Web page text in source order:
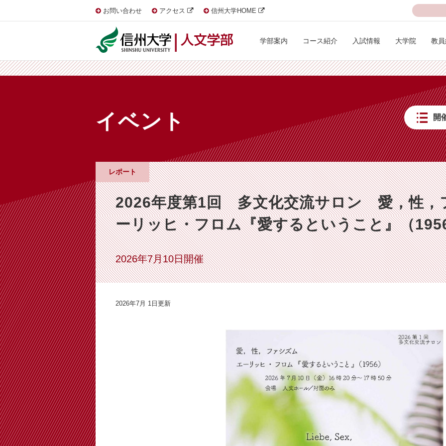
お問い合わせ アクセス 信州大学HOME
学部案内 コース紹介 入試情報 大学院 教
イベント 開
レポート
2026年度第1回 多文化交流サロン 愛，性
ーリッヒ・フロム『愛するということ』（
2026年7月10日開催
2026年7月 1日更新